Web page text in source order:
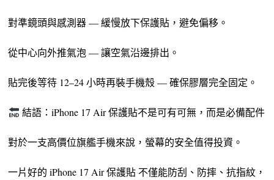
對準鏡頭與感測器 — 緩慢放下保護貼，避免偏移。
從中心向外推氣泡 — 讓空氣沿邊排出。
貼完後等待 12–24 小時再裝手機殼 — 確保膠層完全固定。
結語：iPhone 17 Air 保護貼不是可有可無，而是必備配件
對於一支高價位旗艦手機來說，螢幕的安全值得投資。
一片好的 iPhone 17 Air 保護貼 不僅能防刮、防摔、抗指紋，